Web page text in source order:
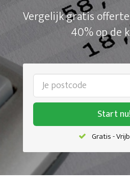
Vergelijk gratis
40% op de
Start nu!
Gratis -